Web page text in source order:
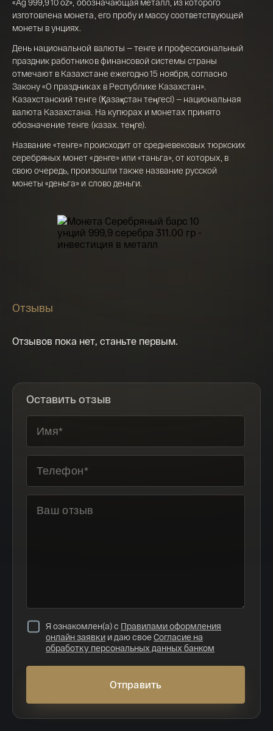
«Ag 999,9 10 oz», обозначающая металл, из которого
изготовлена монета, его пробу и массу соответствующей
монеты в унциях.
День национальной валюты — тенге и профессиональный
праздник работников финансовой системы страны
отмечают в Казахстане ежегодно 15 ноября, согласно
Закону «О праздниках в Республике Казахстан».
Казахстанский тенге (Қазақстан теңгесі) — национальная
валюта Казахстана. На купюрах и монетах принято
обозначение тенге (казах. теңге).
Название «тенге» происходит от средневековых тюркских
серебряных монет «денге» или «таньга», от которых, в
свою очередь, произошли также название русской
монеты «деньга» и слово деньги.
Отзывы
Отзывов пока нет, станьте первым.
Оставить отзыв
Я ознакомлен(а) с Правилами оформления
онлайн заявки и даю своеСогласие на
обработку персональных данных банком
Отправить
Георгий Победоносец золото 100 рублей
15,5 гр 2021
142 000 ₽
Телефон*
Я ознакомлен(а) с Правилами оформления
онлайн заявки и даю свое Согласие на
обработку персональных данных